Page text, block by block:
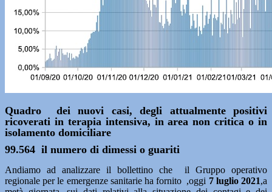
Quadro dei nuovi casi, degli attualmente positivi
ricoverati in terapia intensiva, in area non critica o in
isolamento domiciliare
99.564 il numero di dimessi o guariti
Andiamo ad analizzare il bollettino che il Gruppo operativo
regionale per le emergenze sanitarie ha fornito ,oggi 7 luglio 2021,a